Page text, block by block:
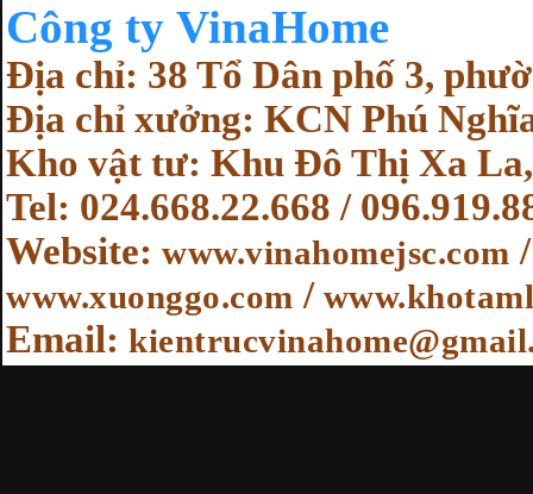
Công ty VinaHome
Địa chỉ: 38 Tổ Dân phố 3,
Địa chỉ xưởng: KCN Phú
Kho vật tư: Khu Đô Thị Xa
Tel: 024.668.22.668 /
Website: www.vinahomejsc.com
www.xuonggo.com /
Email: